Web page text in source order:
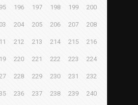
196 197 198 199 200
204 205 206 207 208
212 213 214 215 216
220 221 222 223 224
228 229 230 231 232
236 237 238 239 240